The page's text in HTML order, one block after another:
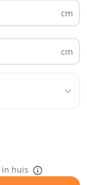
cm
cm
−
in huis